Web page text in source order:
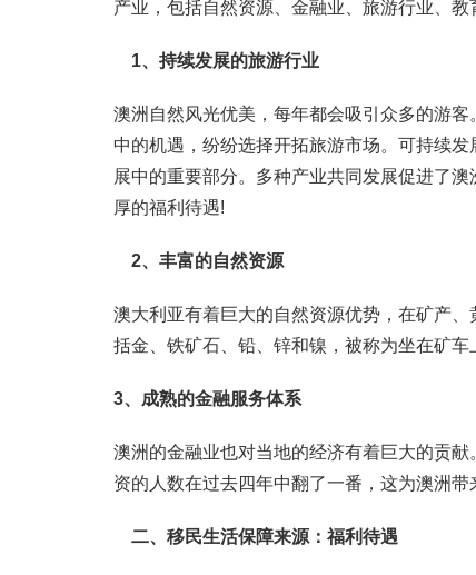
产业，包括自然资源、金融业、旅游行业、
1、持续发展的旅游行业
澳洲自然风光优美，每年都会吸引众多的游
中的机遇，纷纷选择开拓旅游市场。可持续
展中的重要部分。多种产业共同发展促进了
厚的福利待遇!
2、丰富的自然资源
澳大利亚有着巨大的自然资源优势，在矿产
括金、铁矿石、铅、锌和镍，被称为坐在矿车
3、成熟的金融服务体系
澳洲的金融业也对当地的经济有着巨大的贡
资的人数在过去四年中翻了一番，这为澳洲
二、移民生活保障来源：福利待遇